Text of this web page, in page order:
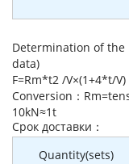
Determination of
data)
F=Rm*t2 /V×(1+4*t/V)
Conversion：
10kN≈1t
Cрок доставки：
Quantity(sets)